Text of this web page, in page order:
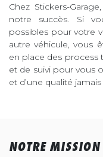
Chez Stickers-
notre succès. Si
possibles pour votre
autre véhicule, vous
en place des process
et de suivi pour vous
et d’une qualité jamais
NOTRE MISSION